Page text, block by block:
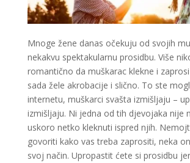
Mnoge žene danas očekuju od svojih
nekakvu spektakularnu prosidbu. Više
romantično da muškarac klekne i
sada žele akrobacije i slično. To ste
internetu, muškarci svašta izmišljaju –
izmišljaju. Ni jedna od tih djevojaka nije
uskoro netko kleknuti ispred njih.
govoriti kako vas treba zaprositi, neka
svoj način. Upropastit ćete si prosidbu
VIKTORIJA
/ Kod 369
Tarot savjetnik je zauzet
astrologija, numerologija, tarot,
Broj tel: 064/600-600
tel:0,93€ - mob:1,12€ min